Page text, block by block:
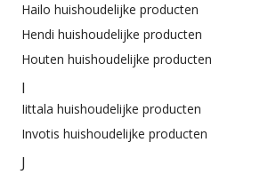
Hailo huishoudelijke producten
Hendi huishoudelijke producten
Houten huishoudelijke producten
I
Iittala huishoudelijke producten
Invotis huishoudelijke producten
J